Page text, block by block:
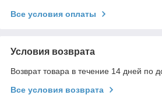
Все условия оплаты
Условия возврата
Возврат товара в течение 14 дней по
Все условия возврата